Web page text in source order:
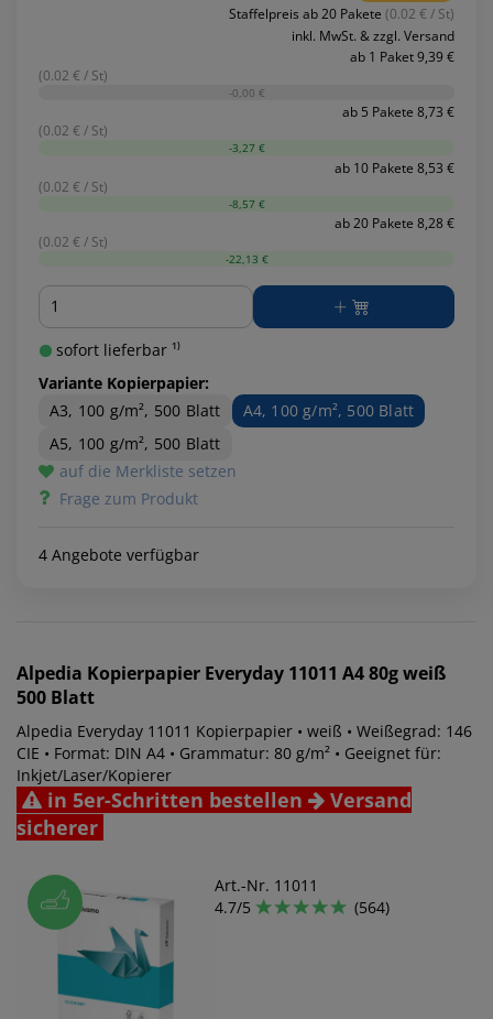
Staffelpreis ab 20 Pakete (0.02 € / St)
inkl. MwSt. & zzgl. Versand
ab 1 Paket 9,39 €
(0.02 € / St)
-0,00 €
ab 5 Pakete 8,73 €
(0.02 € / St)
-3,27 €
ab 10 Pakete 8,53 €
(0.02 € / St)
-8,57 €
ab 20 Pakete 8,28 €
(0.02 € / St)
-22,13 €
Menge
sofort lieferbar ¹⁾
Variante Kopierpapier:
A3, 100 g/m², 500 Blatt
A4, 100 g/m², 500 Blatt
A5, 100 g/m², 500 Blatt
auf die Merkliste setzen
Frage zum Produkt
4 Angebote verfügbar
Alpedia Kopierpapier Everyday 11011 A4 80g weiß
500 Blatt
Alpedia Everyday 11011 Kopierpapier • weiß • Weißegrad: 146
CIE • Format: DIN A4 • Grammatur: 80 g/m² • Geeignet für:
Inkjet/Laser/Kopierer
in 5er-Schritten bestellen
Versand
sicherer
Art.-Nr. 11011
4.7/5
(564)